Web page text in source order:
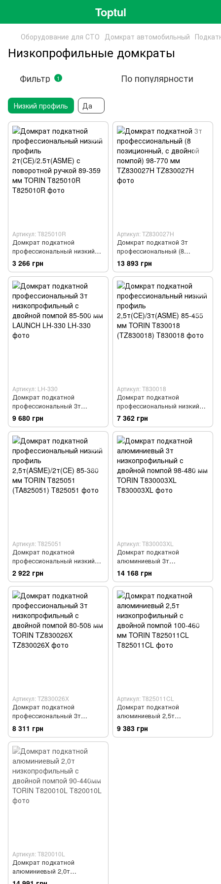
Toptul
Оборудование для СТО Домкрат автомобильный
Низкопрофильные домкраты
Фильтр 1 По популярности
Низкий профиль Да
Артикул: T825010R
Домкрат подкатной
профессиональный низкий
профиль 2т(CE)/2.5т(ASME) с
поворотной ручкой 89-359
мм TORIN T825010R
3 266 грн
Артикул: TZ830027H
Домкрат подкатной 3т
профессиональный (8
позиционный, с двойной
помпой) 98-770 мм TZ830027H
13 893 грн
Артикул: LH-330
Домкрат подкатной
профессиональный 3т
низкопрофильный с двойной
помпой 85-500 мм LAUNCH
LH-330
9 680 грн
Артикул: T830018
Домкрат подкатной
профессиональный низкий
профиль 2,5т(CE)/3т(ASME)
85-455 мм TORIN T830018
(TZ830018)
7 362 грн
Артикул: T825051
Домкрат подкатной
профессиональный низкий
профиль 2,5т(ASME)/2т(CE)
85-380 мм TORIN T825051
(TA825051)
2 922 грн
Артикул: T830003XL
Домкрат подкатной
алюминиевый 3т
низкопрофильный с двойной
помпой 98-480 мм TORIN
T830003XL
14 168 грн
Артикул: TZ830026X
Домкрат подкатной
профессиональный 3т
низкопрофильный с двойной
помпой 80-508 мм TORIN
TZ830026X
8 311 грн
Артикул: T825011CL
Домкрат подкатной
алюминиевый 2,5т
низкопрофильный с двойной
помпой 100-460 мм TORIN
9 383 грн
Артикул: T820010L
Домкрат подкатной
алюминиевый 2,0т
низкопрофильный с двойной